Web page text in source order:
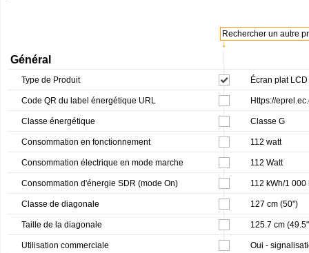
↓
Rechercher un autre
Général
Type de Produit Écran plat
Code QR du label énergétique URL Https://
Classe énergétique Classe G
Consommation en fonctionnement 112 watt
Consommation électrique en mode marche 112 Watt
Consommation d'énergie SDR (mode On) 112 kWh/1 000
Classe de diagonale 127 cm (50")
Taille de la diagonale 125.7 cm
Utilisation commerciale Oui -